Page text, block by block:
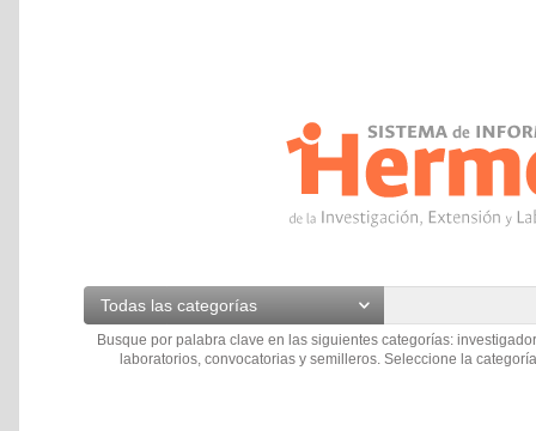
Todas las categorías
Busque por palabra clave en las siguientes categorías:
laboratorios, convocatorias y semilleros. Seleccione la